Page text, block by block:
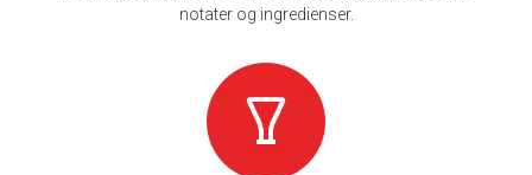
notater og ingredienser.